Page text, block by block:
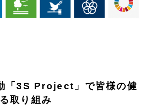
「3S Project」で皆様の健
取り組み